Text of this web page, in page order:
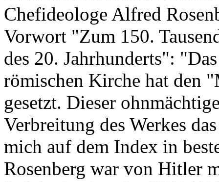
Chefideologe Alfred
Vorwort "Zum 150.
des 20. Jahrhunderts":
römischen Kirche hat den
gesetzt. Dieser
Verbreitung des Werkes
mich auf dem Index in
Rosenberg war von Hitler